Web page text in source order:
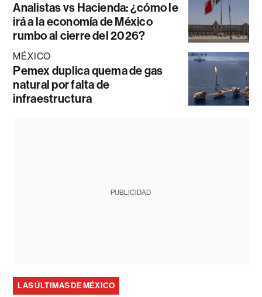
Analistas vs Hacienda: ¿cómo le
irá a la economía de México
rumbo al cierre del 2026?
MÉXICO
Pemex duplica quema de gas
natural por falta de
infraestructura
PUBLICIDAD
LAS ÚLTIMAS DE MÉXICO